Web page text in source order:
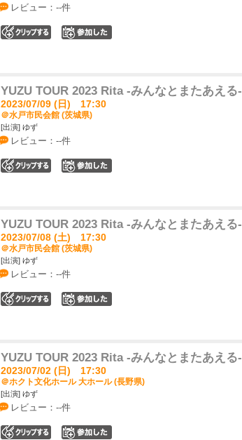
レビュー：--件
YUZU TOUR 2023 Rita -みんなとまたあえる-
2023/07/09 (日) 17:30
＠水戸市民会館 (茨城県)
[出演] ゆず
レビュー：--件
YUZU TOUR 2023 Rita -みんなとまたあえる-
2023/07/08 (土) 17:30
＠水戸市民会館 (茨城県)
[出演] ゆず
レビュー：--件
YUZU TOUR 2023 Rita -みんなとまたあえる-
2023/07/02 (日) 17:30
＠ホクト文化ホール 大ホール (長野県)
[出演] ゆず
レビュー：--件